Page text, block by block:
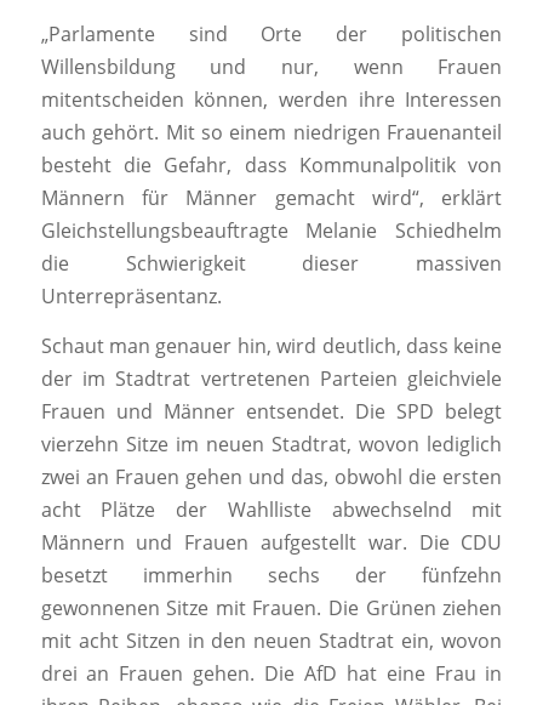
„Parlamente sind Orte der politischen
Willensbildung und nur, wenn Frauen
mitentscheiden können, werden ihre Interessen
auch gehört. Mit so einem niedrigen Frauenanteil
besteht die Gefahr, dass Kommunalpolitik von
Männern für Männer gemacht wird“, erklärt
Gleichstellungsbeauftragte Melanie Schiedhelm
die Schwierigkeit dieser massiven
Unterrepräsentanz.
Schaut man genauer hin, wird deutlich, dass keine
der im Stadtrat vertretenen Parteien gleichviele
Frauen und Männer entsendet. Die SPD belegt
vierzehn Sitze im neuen Stadtrat, wovon lediglich
zwei an Frauen gehen und das, obwohl die ersten
acht Plätze der Wahlliste abwechselnd mit
Männern und Frauen aufgestellt war. Die CDU
besetzt immerhin sechs der fünfzehn
gewonnenen Sitze mit Frauen. Die Grünen ziehen
mit acht Sitzen in den neuen Stadtrat ein, wovon
drei an Frauen gehen. Die AfD hat eine Frau in